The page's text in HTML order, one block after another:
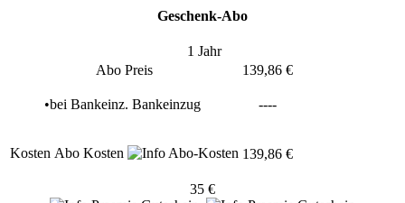
Geschenk-Abo
1 Jahr
Abo Preis
139,86 €
•bei Bankeinz. Bankeinzug ----
Kosten Abo Kosten 139,86 €
35 €